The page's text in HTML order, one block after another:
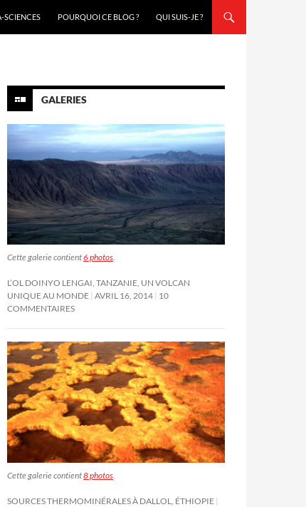
SCIENCES
POURQUOI CE BLOG ? QUI SUIS-JE ?
GALERIES
Cette galerie contient6 photos.
L’OL DOINYO LENGAI, TANZANIE, UN VOLCAN
UNIQUE AU MONDE AVRIL 16, 2014 10
COMMENTAIRES
Cette galerie contient8 photos
SOURCES THERMOMINÉRALES À DALLOL, ÉTHIOPIE